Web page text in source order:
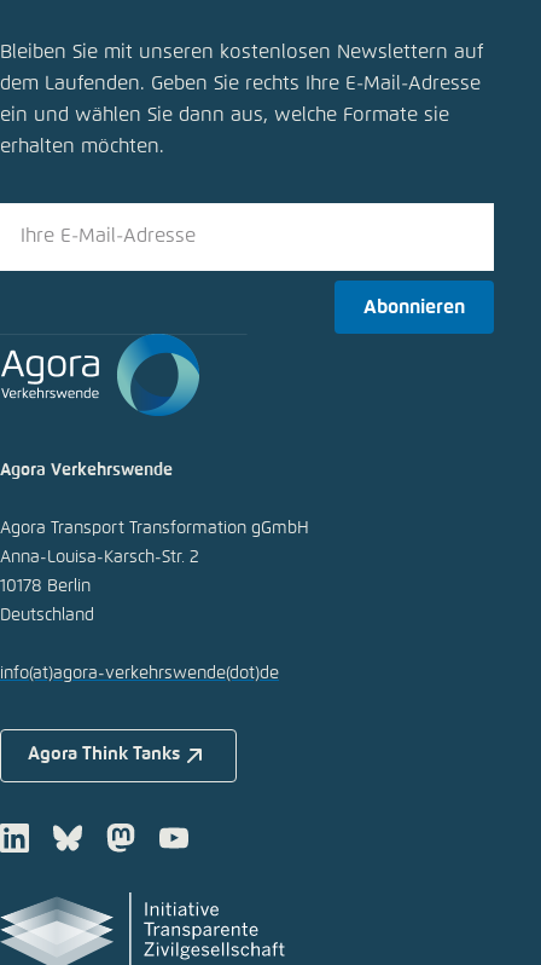
Strom- und Kraftstoffpreise bremsen
Klimaschutz aus
Schliessen
In die Zwischenablage kopieren
Bleiben Sie mit unseren kostenlosen Newslettern auf
dem Laufenden. Geben Sie rechts Ihre E-Mail-Adresse
ein und wählen Sie dann aus, welche Formate sie
erhalten möchten.
Abonnieren
Agora Verkehrswende
Agora Transport Transformation gGmbH
Anna-Louisa-Karsch-Str. 2
10178 Berlin
Deutschland
info(at)agora-verkehrswende(dot)de
Agora Think Tanks
LinkedInBlueskyMastodonYoutube